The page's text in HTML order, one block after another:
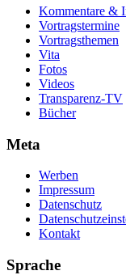
Kommentare &
Vortragstermine
Vortragsthemen
Vita
Fotos
Videos
Transparenz-TV
Bücher
Meta
Werben
Impressum
Datenschutz
Kontakt
Sprache